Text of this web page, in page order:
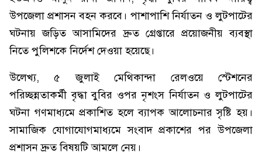
উপজেলা প্রশাসন বহন করবে। পাশাপাশি নির্যাতন ও লুটপাটের
ঘটনায় জড়িত আসামিদের দ্রুত গ্রেপ্তারে প্রয়োজনীয় ব্যবস্থা
নিতে পুলিশকে নির্দেশ দেওয়া হয়েছে।
উলেখ্য, ৫ জুলাই মেথিকান্দা রেলওয়ে স্টেশনের
পরিচ্ছন্নতাকর্মী বৃদ্ধা বুবির ওপর নৃশংস নির্যাতন ও লুটপাটের
ঘটনা গণমাধ্যমে প্রকাশিত হলে ব্যাপক আলোচনার সৃষ্টি হয়।
সামাজিক যোগাযোগমাধ্যমে সংবাদ প্রকাশের পর উপজেলা
প্রশাসন দ্রুত বিষয়টি আমলে নেয়।